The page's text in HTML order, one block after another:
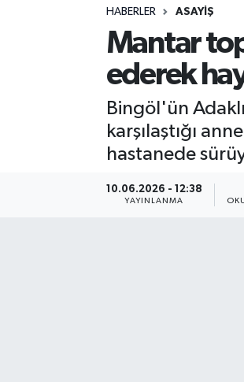
HABERLER ASAYIŞ
Mantar
ederek
Bingöl'ün
karşılaştığı
hastanede
10.06.2026 - 12:38
YAYINLANMA